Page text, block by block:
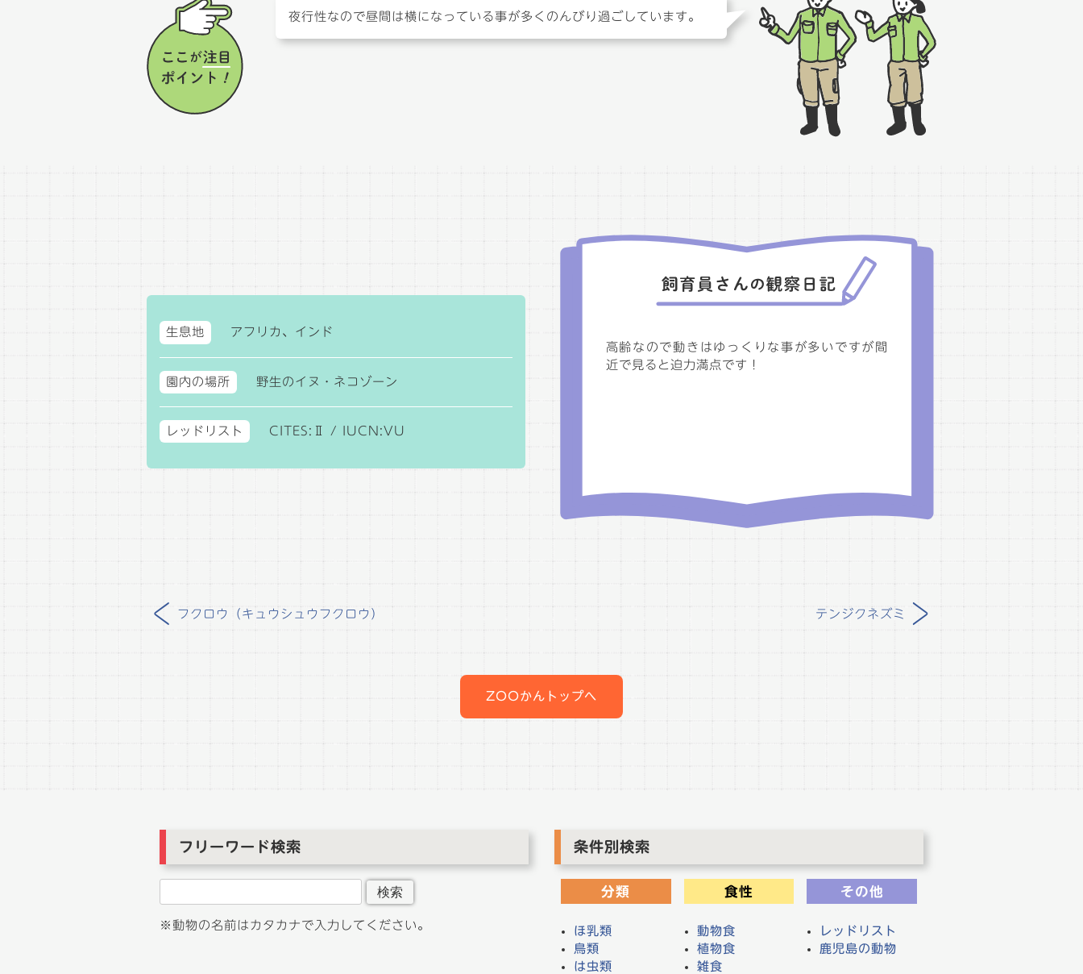
夜行性なので昼間は横になっている事が多くのんびり過ごしています。
生息地 アフリカ、インド
園内の場所 野生のイヌ・ネコゾーン
レッドリスト CITES:Ⅱ / IUCN:VU
高齢なので動きはゆっくりな事が多いですが間
近で見ると迫力満点です！
ョ
< フクロウ（キュウシュウフクロウ） テンジクネズミ >
ZOOかんトップへ
フリーワード検索
検索
※動物の名前はカタカナで入力してください。
条件別検索
分類
ほ乳類
鳥類
は虫類
食性
動物食
植物食
雑食
その他
レッドリスト
鹿児島の動物